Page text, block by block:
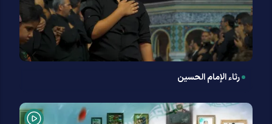
رثاء الإمام الحسين